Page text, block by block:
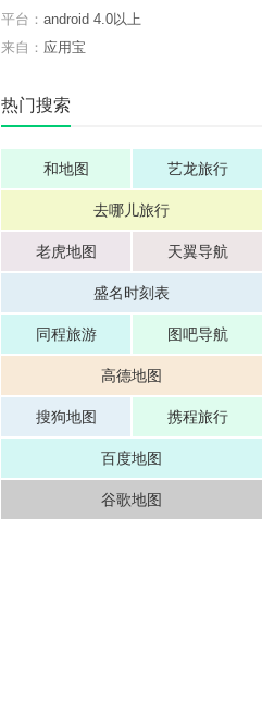
平台： android 4.0以上
来自： 应用宝
热门搜索
和地图 艺龙旅行
去哪儿旅行
老虎地图 天翼导航
盛名时刻表
同程旅游 图吧导航
高德地图
搜狗地图 携程旅行
百度地图
谷歌地图